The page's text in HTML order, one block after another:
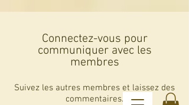
Connectez-vous pour
communiquer avec les
membres
Suivez les autres membres et laissez des
commentaires.